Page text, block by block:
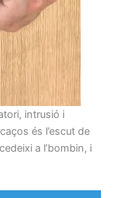
intrusió i
és l’escut de
a l’bombin, i